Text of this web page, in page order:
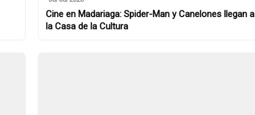
Cine en Madariaga: Spider-Man y Canelones llegan a
la Casa de la Cultura